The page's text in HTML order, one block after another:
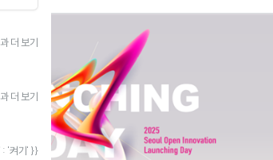
더 보기
더 보기
'켜기' }}